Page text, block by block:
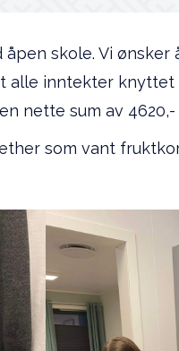
skole. Vi ønsker
alle inntekter knyttet
nette sum av 4620,-
som vant